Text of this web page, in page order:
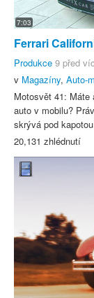
7:03
Ferrari
Produkce 9 před
v Magazíny, Auto-
Motosvět 41: Máte
auto v mobilu?
skrývá pod
20,131 zhlédnutí